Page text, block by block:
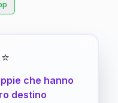
⭐
che hanno
destino